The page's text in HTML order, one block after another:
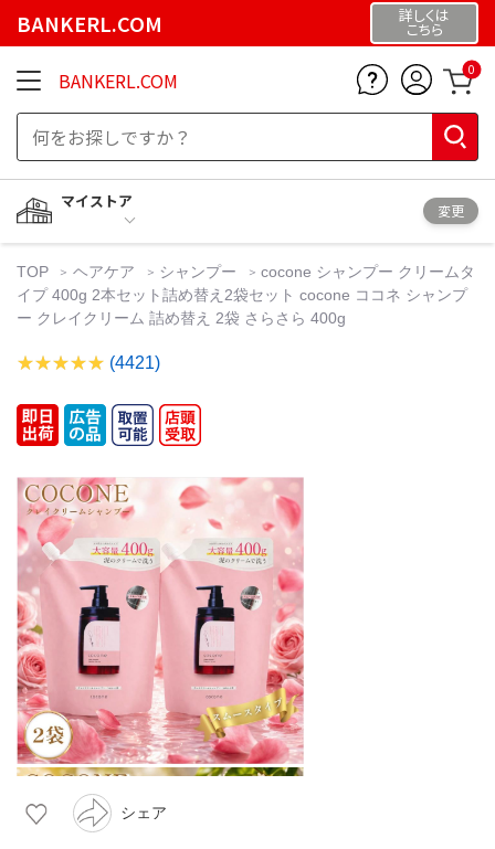
BANKERL.COM 詳しくは
こちら
BANKERL.COM 0
マイストア
変更
TOP ヘアケア シャンプー
cocone シャンプー クリームタ
イプ 400g 2本セット詰め替え2袋セット cocone ココネ シャンプ
ー クレイクリーム 詰め替え 2袋 さらさら 400g
(4421)
シェア